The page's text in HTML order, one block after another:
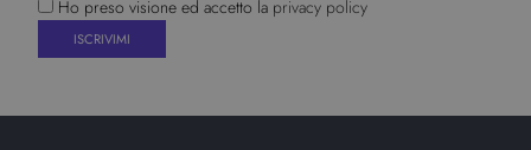
Ho preso visione ed accetto la privacy policy